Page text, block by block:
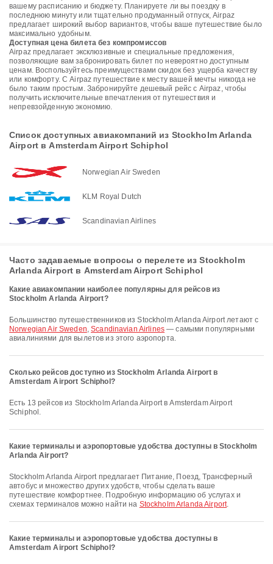
вашему расписанию и бюджету. Планируете ли вы поездку в
последнюю минуту или тщательно продуманный отпуск, Airpaz
предлагает широкий выбор вариантов, чтобы ваше путешествие было
максимально удобным.
Доступная цена билета без компромиссов
Airpaz предлагает эксклюзивные и специальные предложения,
позволяющие вам забронировать билет по невероятно доступным
ценам. Воспользуйтесь преимуществами скидок без ущерба качеству
или комфорту. С Airpaz путешествие к месту вашей мечты никогда не
было таким простым. Забронируйте дешевый рейс с Airpaz, чтобы
получить исключительные впечатления от путешествия и
непревзойденную экономию.
Список доступных авиакомпаний из Stockholm Arlanda
Airport в Amsterdam Airport Schiphol
Norwegian Air Sweden
KLM Royal Dutch
Scandinavian Airlines
Часто задаваемые вопросы о перелете из Stockholm
Arlanda Airport в Amsterdam Airport Schiphol
Какие авиакомпании наиболее популярны для рейсов из
Stockholm Arlanda Airport?
Большинство путешественников из Stockholm Arlanda Airport летают с
Norwegian Air Sweden,Scandinavian Airlines — самыми популярными
авиалиниями для вылетов из этого аэропорта.
Сколько рейсов доступно из Stockholm Arlanda Airport в
Amsterdam Airport Schiphol?
Есть 13 рейсов из Stockholm Arlanda Airport в Amsterdam Airport
Schiphol.
Какие терминалы и аэропортовые удобства доступны в Stockholm
Arlanda Airport?
Stockholm Arlanda Airport предлагает Питание, Поезд, Трансферный
автобус и множество других удобств, чтобы сделать ваше
путешествие комфортнее. Подробную информацию об услугах и
схемах терминалов можно найти на Stockholm Arlanda Airport.
Какие терминалы и аэропортовые удобства доступны в
Amsterdam Airport Schiphol?